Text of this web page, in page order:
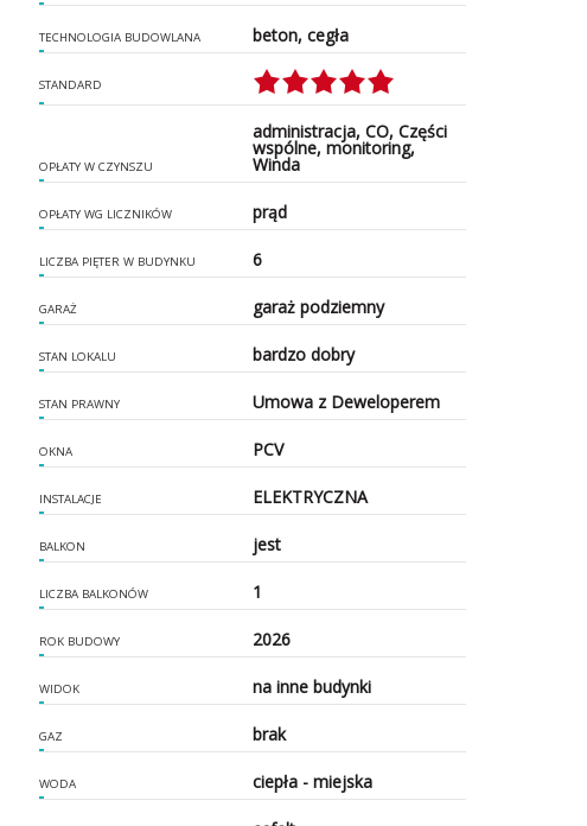
TECHNOLOGIA BUDOWLANA beton, cegła
STANDARD
OPŁATY W CZYNSZU
administracja, CO, Części
wspólne, monitoring,
Winda
OPŁATY WG LICZNIKÓW prąd
LICZBA PIĘTER W BUDYNKU 6
GARAŻ garaż podziemny
STAN LOKALU bardzo dobry
STAN PRAWNY Umowa z Deweloperem
OKNA PCV
INSTALACJE ELEKTRYCZNA
BALKON jest
LICZBA BALKONÓW 1
ROK BUDOWY 2026
WIDOK na inne budynki
GAZ brak
WODA ciepła - miejska